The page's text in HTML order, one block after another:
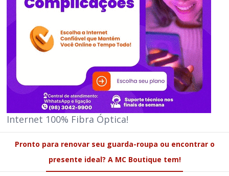
Internet 100% Fibra Óptica!
Pronto para renovar seu guarda-roupa ou encontrar o
presente ideal? A MC Boutique tem!